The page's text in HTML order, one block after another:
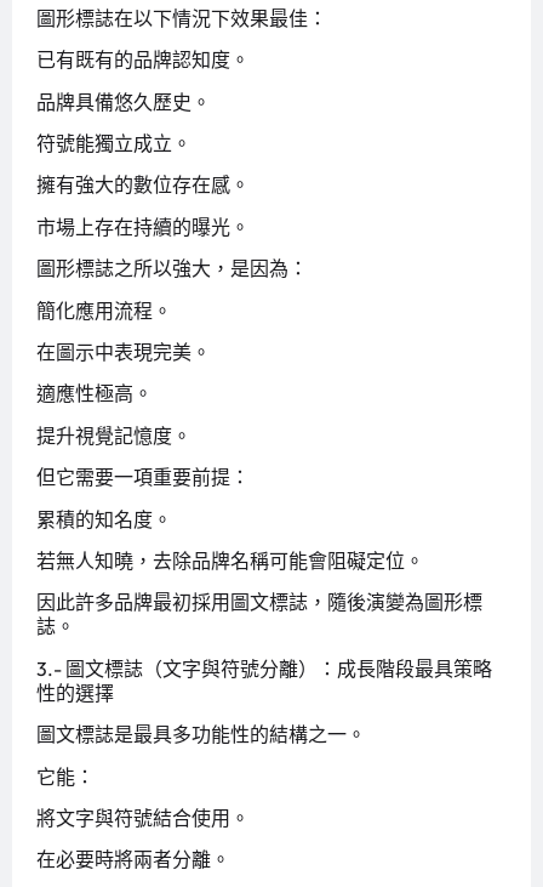
圖形標誌在以下情況下效果最佳：
已有既有的品牌認知度。
品牌具備悠久歷史。
符號能獨立成立。
擁有強大的數位存在感。
市場上存在持續的曝光。
圖形標誌之所以強大，是因為：
簡化應用流程。
在圖示中表現完美。
適應性極高。
提升視覺記憶度。
但它需要一項重要前提：
累積的知名度。
若無人知曉，去除品牌名稱可能會阻礙定位。
因此許多品牌最初採用圖文標誌，隨後演變為圖形標
誌。
3.- 圖文標誌（文字與符號分離）：成長階段最具策略
性的選擇
圖文標誌是最具多功能性的結構之一。
它能：
將文字與符號結合使用。
在必要時將兩者分離。